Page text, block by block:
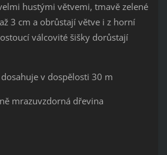
hustými větvemi, tmavě zelené
3 cm a obrůstají větve i z horní
válcovité šišky dorůstají
v dospělosti 30 m
mrazuvzdorná dřevina